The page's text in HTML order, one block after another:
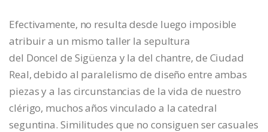
Efectivamente, no resulta desde luego imposible
atribuir a un mismo taller la sepultura
del Doncel de Sigüenza y la del chantre, de Ciudad
Real, debido al paralelismo de diseño entre ambas
piezas y a las circunstancias de la vida de nuestro
clérigo, muchos años vinculado a la catedral
seguntina. Similitudes que no consiguen ser casuales